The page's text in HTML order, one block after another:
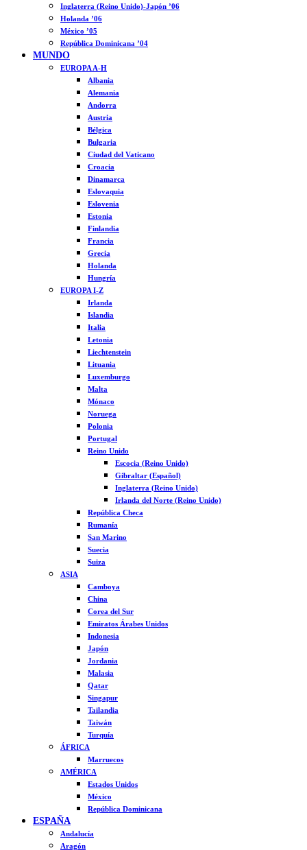
Inglaterra (Reino Unido)-Japón ’06
Holanda ’06
México ’05
República Dominicana ’04
MUNDO
EUROPA A-H
Albania
Alemania
Andorra
Austria
Bélgica
Bulgaria
Ciudad del Vaticano
Croacia
Dinamarca
Eslovaquia
Eslovenia
Estonia
Finlandia
Francia
Grecia
Holanda
Hungría
EUROPA I-Z
Irlanda
Islandia
Italia
Letonia
Liechtenstein
Lituania
Luxemburgo
Malta
Mónaco
Noruega
Polonia
Portugal
Reino Unido
Escocia (Reino Unido)
Gibraltar (Español)
Inglaterra (Reino Unido)
Irlanda del Norte (Reino Unido)
República Checa
Rumanía
San Marino
Suecia
Suiza
ASIA
Camboya
China
Corea del Sur
Emiratos Árabes Unidos
Indonesia
Japón
Jordania
Malasia
Qatar
Singapur
Tailandia
Taiwán
Turquía
ÁFRICA
Marruecos
AMÉRICA
Estados Unidos
México
República Dominicana
ESPAÑA
Andalucía
Aragón